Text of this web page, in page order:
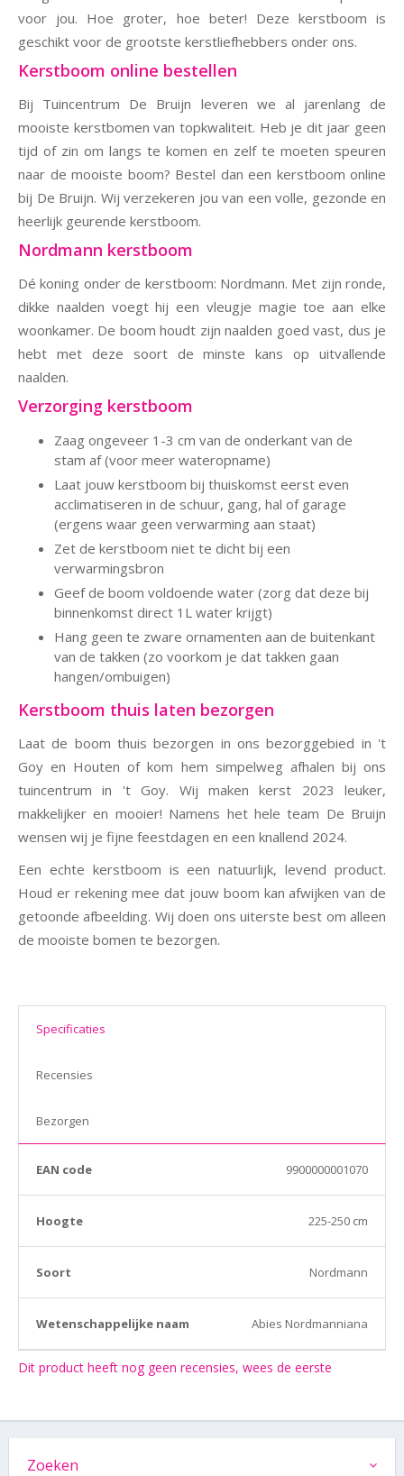
voor jou. Hoe groter, hoe beter! Deze kerstboom is
geschikt voor de grootste kerstliefhebbers onder ons.
Kerstboom online bestellen
Bij Tuincentrum De Bruijn leveren we al jarenlang de
mooiste kerstbomen van topkwaliteit. Heb je dit jaar geen
tijd of zin om langs te komen en zelf te moeten speuren
naar de mooiste boom? Bestel dan een kerstboom online
bij De Bruijn. Wij verzekeren jou van een volle, gezonde en
heerlijk geurende kerstboom.
Nordmann kerstboom
Dé koning onder de kerstboom: Nordmann. Met zijn ronde,
dikke naalden voegt hij een vleugje magie toe aan elke
woonkamer. De boom houdt zijn naalden goed vast, dus je
hebt met deze soort de minste kans op uitvallende
naalden.
Verzorging kerstboom
Zaag ongeveer 1-3 cm van de onderkant van de
stam af (voor meer wateropname)
Laat jouw kerstboom bij thuiskomst eerst even
acclimatiseren in de schuur, gang, hal of garage
(ergens waar geen verwarming aan staat)
Zet de kerstboom niet te dicht bij een
verwarmingsbron
Geef de boom voldoende water (zorg dat deze bij
binnenkomst direct 1L water krijgt)
Hang geen te zware ornamenten aan de buitenkant
van de takken (zo voorkom je dat takken gaan
hangen/ombuigen)
Kerstboom thuis laten bezorgen
Laat de boom thuis bezorgen in ons bezorggebied in 't
Goy en Houten of kom hem simpelweg afhalen bij ons
tuincentrum in 't Goy. Wij maken kerst 2023 leuker,
makkelijker en mooier! Namens het hele team De Bruijn
wensen wij je fijne feestdagen en een knallend 2024.
Een echte kerstboom is een natuurlijk, levend product.
Houd er rekening mee dat jouw boom kan afwijken van de
getoonde afbeelding. Wij doen ons uiterste best om alleen
de mooiste bomen te bezorgen.
Specificaties
Recensies
Bezorgen
EAN code 9900000001070
Hoogte 225-250 cm
Soort Nordmann
Wetenschappelijke naam Abies Nordmanniana
Dit product heeft nog geen recensies, wees de eerste
Zoeken